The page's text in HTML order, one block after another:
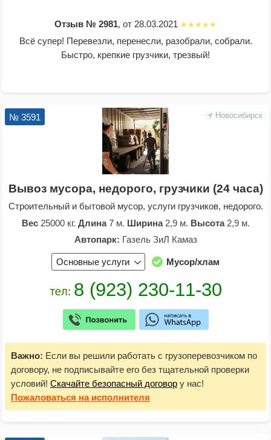
Отзыв № 2981, от 28.03.2021
Всё супер! Перевезли, перенесли, разобрали, собрали.
Быстро, крепкие грузчики, трезвый!
Новосибирск
№ 3591
Вывоз мусора, недорого, грузчики (24 часа)
Строительный и бытовой мусор, услуги грузчиков, недорого.
Вес25000 кг. Длина7 м. Ширина2,9 м. Высота2,9 м.
Автопарк: Газель ЗиЛ Камаз
Основные услуги Мусор/хлам
Важно: Если вы решили работать с грузоперевозчиком по
договору, не подписывайте его без тщательной проверки
условий! Скачайте безопасный договор у нас!
Пожаловаться на исполнителя